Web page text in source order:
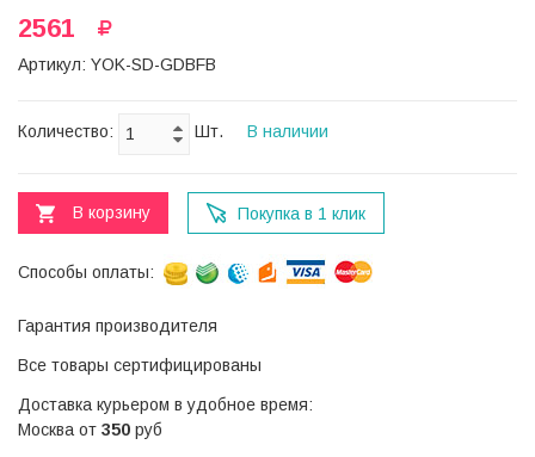
2561
Артикул: YOK-SD-GDBFB
Количество: Шт. В наличии
В корзину Покупка в 1 клик
Способы оплаты:
Гарантия производителя
Все товары сертифицированы
Доставка курьером в удобное время:
Москва от 350 руб